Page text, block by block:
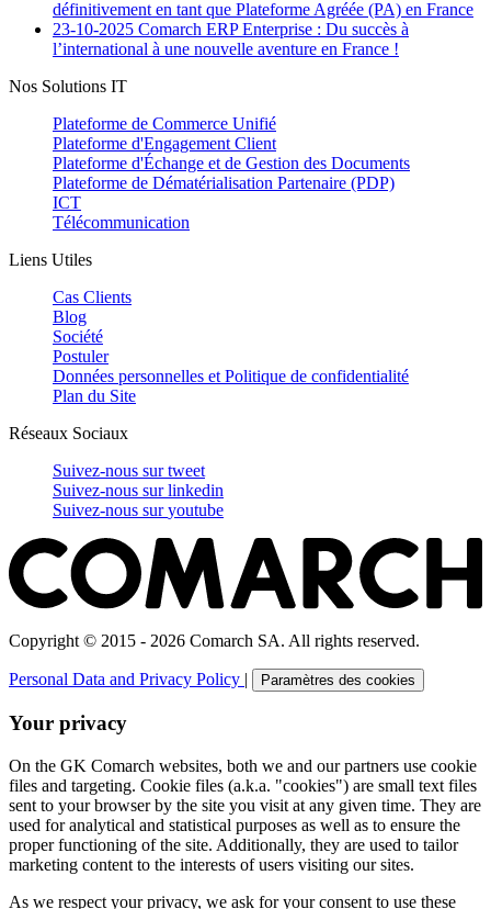
définitivement en tant que Plateforme Agréée (PA) en France
23-10-2025 Comarch ERP Enterprise : Du succès à
l’international à une nouvelle aventure en France !
Nos Solutions IT
Plateforme de Commerce Unifié
Plateforme d'Engagement Client
Plateforme d'Échange et de Gestion des Documents
Plateforme de Dématérialisation Partenaire (PDP)
ICT
Télécommunication
Liens Utiles
Cas Clients
Blog
Société
Postuler
Données personnelles et Politique de confidentialité
Plan du Site
Réseaux Sociaux
Suivez-nous surtweet
Suivez-nous surlinkedin
Suivez-nous suryoutube
Copyright © 2015 - 2026 Comarch SA. All rights reserved.
Personal Data and Privacy Policy | Paramètres des cookies
Your privacy
On the GK Comarch websites, both we and our partners use cookie
files and targeting. Cookie files (a.k.a. "cookies") are small text files
sent to your browser by the site you visit at any given time. They are
used for analytical and statistical purposes as well as to ensure the
proper functioning of the site. Additionally, they are used to tailor
marketing content to the interests of users visiting our sites.
As we respect your privacy, we ask for your consent to use these